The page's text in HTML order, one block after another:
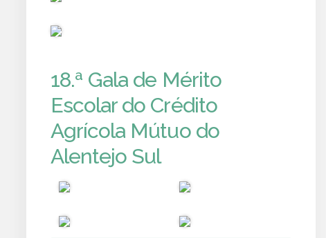
18.ª Gala de Mérito
Escolar do Crédito
Agrícola Mútuo do
Alentejo Sul